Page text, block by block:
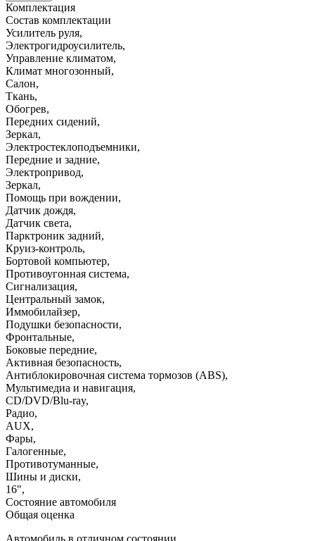
Комплектация
Состав комплектации
Усилитель руля,
Электрогидроусилитель,
Управление климатом,
Климат многозонный,
Салон,
Ткань,
Обогрев,
Передних сидений,
Зеркал,
Электростеклоподъемники,
Передние и задние,
Электропривод,
Зеркал,
Помощь при вождении,
Датчик дождя,
Датчик света,
Парктроник задний,
Круиз-контроль,
Бортовой компьютер,
Противоугонная система,
Сигнализация,
Центральный замок,
Иммобилайзер,
Подушки безопасности,
Фронтальные,
Боковые передние,
Активная безопасность,
Антиблокировочная система тормозов (ABS),
Мультимедиа и навигация,
CD/DVD/Blu-ray,
Радио,
AUX,
Фары,
Галогенные,
Противотуманные,
Шины и диски,
16",
Состояние автомобиля
Общая оценка
Автомобиль в отличном состоянии